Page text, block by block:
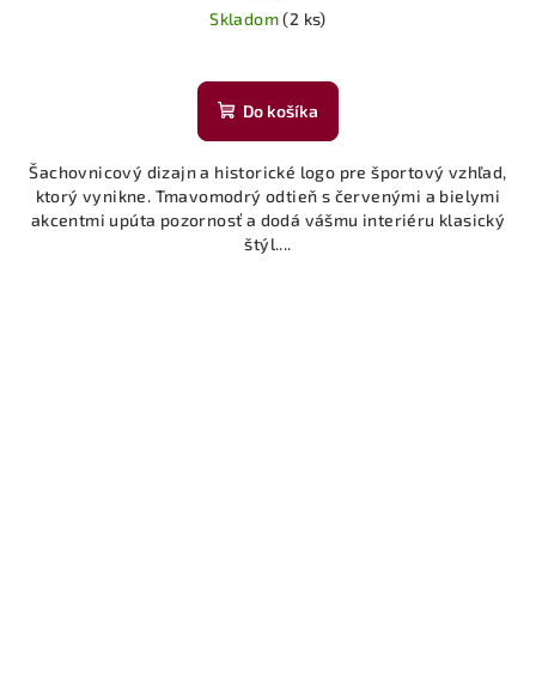
Skladom(2 ks)
Do košíka
Šachovnicový dizajn a historické logo pre športový vzhľad,
ktorý vynikne. Tmavomodrý odtieň s červenými a bielymi
akcentmi upúta pozornosť a dodá vášmu interiéru klasický
štýl....